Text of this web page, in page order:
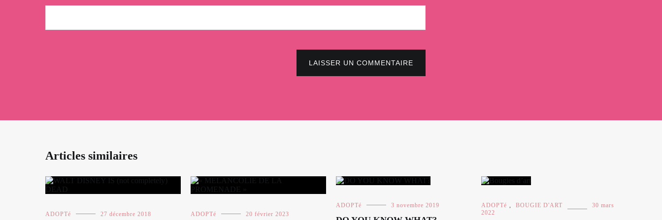
LAISSER UN COMMENTAIRE
Articles similaires
ADOPTé 27 décembre 2018 ADOPTé 20 février 2023
ADOPTé 3 novembre 2019 ADOPTé , BOUGIE D'ART
30 mars
2022